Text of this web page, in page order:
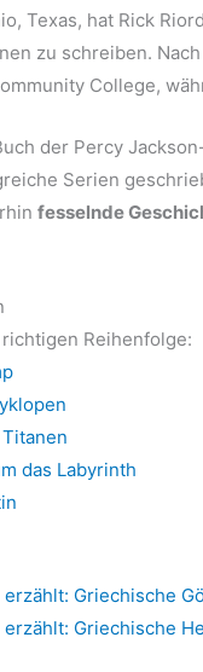
Texas, hat Rick
zu schreiben.
College,
der Percy
Serien
fesselnde
Reihenfolge:
das Labyrinth
Griechische
Griechische